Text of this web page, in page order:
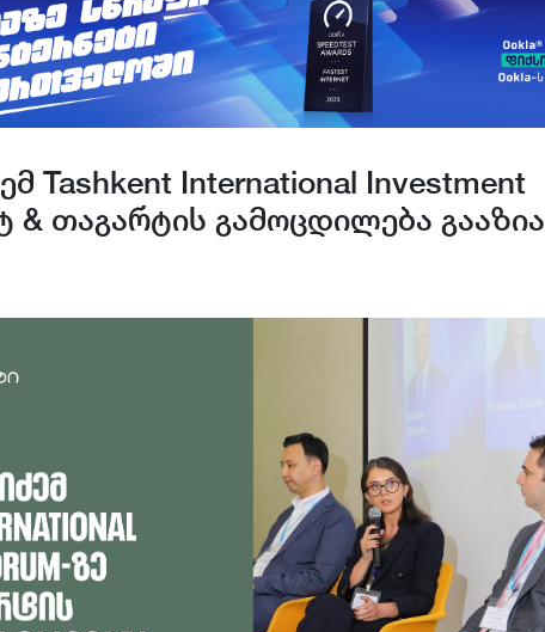
Tashkent International Investment
& თაგარტის გამოცდილება